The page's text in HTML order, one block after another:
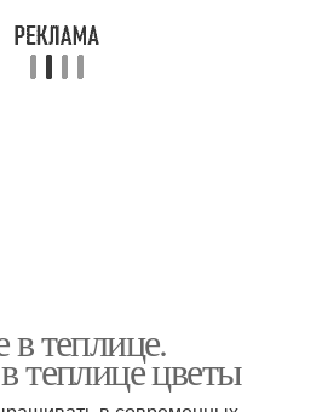
теплице.
теплице цветы